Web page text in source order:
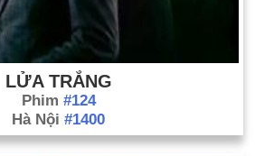
LỬA TRẮNG
Phim #124
Hà Nội #1400